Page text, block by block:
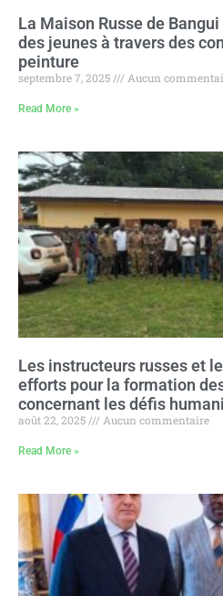
La Maison Russe de
des jeunes à travers des
peinture
septembre 7, 2025 Aucun
Read More »
Les instructeurs russes et
efforts pour la formation
concernant les défis
août 22, 2025 Aucun commentaire
Read More »